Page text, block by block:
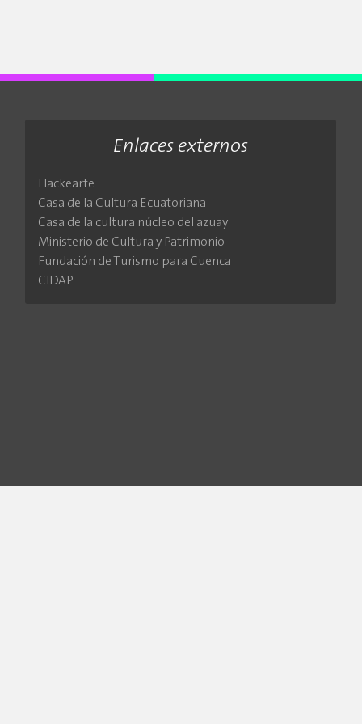
Instrumentista(5)
Sala de ensayos
Decoración(1)
Maquillaje(3)
Papel Mache
Presentador de
programas
Restauración
Enlaces externos
Hackearte
Casa de la Cultura Ecuatoriana
Casa de la cultura núcleo del azuay
Ministerio de Cultura y Patrimonio
Fundación de Turismo para Cuenca
CIDAP